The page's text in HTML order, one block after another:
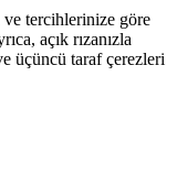
tercihlerinize göre
açık rızanızla
üçüncü taraf çerezleri